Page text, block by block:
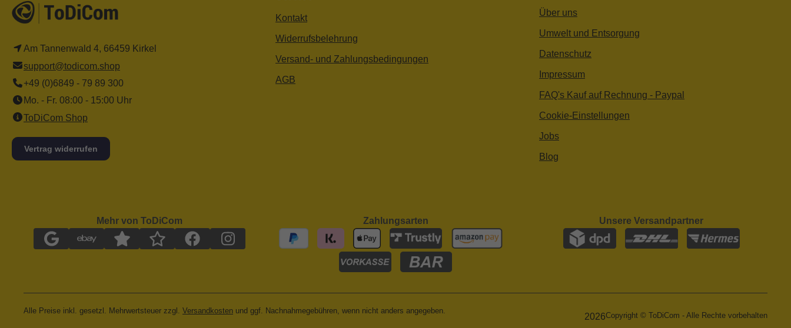
Am Tannenwald 4, 66459 Kirkel
support@todicom.shop
+49 (0)6849 - 79 89 300
Mo. - Fr. 08:00 - 15:00 Uhr
ToDiCom Shop
Vertrag widerrufen
Kontakt
Widerrufsbelehrung
Versand- und Zahlungsbedingungen
AGB
Über uns
Umwelt und Entsorgung
Datenschutz
Impressum
FAQ's Kauf auf Rechnung - Paypal
Cookie-Einstellungen
Jobs
Blog
Mehr von ToDiCom Zahlungsarten Unsere Versandpartner
Alle Preise inkl. gesetzl. Mehrwertsteuer zzgl. Versandkosten und ggf. Nachnahmegebühren, wenn nicht anders angegeben.
2026Copyright © ToDiCom - Alle Rechte vorbehalten